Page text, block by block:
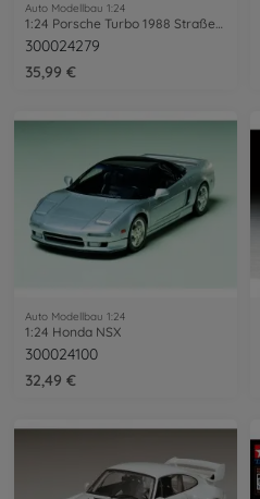
Auto Modellbau 1:24
1:24 Porsche Turbo 1988 Straßenversion
300024279
35,99 €
Auto Modellbau 1:24
1:24 Honda NSX
300024100
32,49 €